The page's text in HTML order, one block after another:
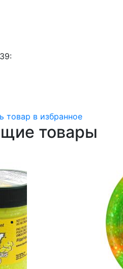
товар в избранное
товары